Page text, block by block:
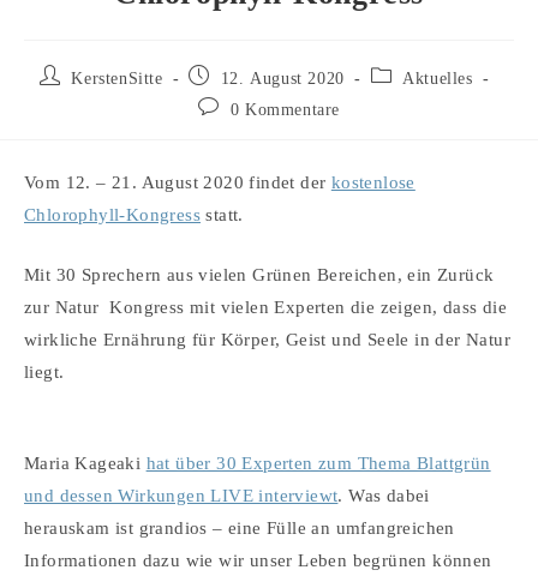
Beitrags-
KerstenSitte
Beitrag
veröffentlicht:
12. August 2020
Beitrags-Aktuelles
Beitrags-0 Kommentare
Vom 12. – 21. August 2020 findet der kostenlose
Chlorophyll-Kongress statt.
Mit 30 Sprechern aus vielen Grünen Bereichen, ein Zurück
zur Natur ️ Kongress mit vielen Experten die zeigen, dass die
wirkliche Ernährung für Körper, Geist und Seele in der Natur
liegt.
Maria Kageaki hat über 30 Experten zum Thema Blattgrün
und dessen Wirkungen LIVE interviewt. Was dabei
herauskam ist grandios – eine Fülle an umfangreichen
Informationen dazu wie wir unser Leben begrünen können